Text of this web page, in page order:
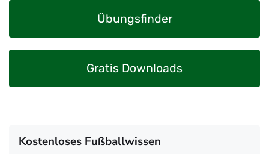
Übungsfinder
Gratis Downloads
Kostenloses Fußballwissen